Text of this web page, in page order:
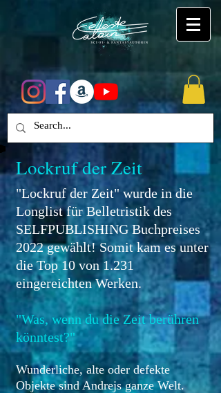
Lockruf der Zeit
"Lockruf der Zeit" wurde in die
Longlist für Belletristik des
SELFPUBLISHING Buchpreises
2022 gewählt! Somit kam es unter
die Top 10 von 1.231
eingereichten Werken.
"Was, wenn du die Zeit berühren
könntest?"
Wunderliche, alte oder defekte
Objekte sind Andrejs ganze Welt.